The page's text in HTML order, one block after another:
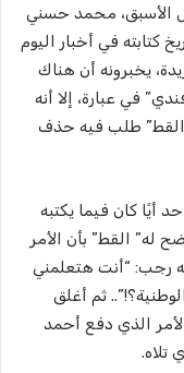
الأسبق، محمد حسني
كتابته في أخبار اليوم
يخبرونه أن هناك
في عبارة، إلا أنه
طلب فيه حذف
أيًا كان فيما يكتبه
القط” بأن الأمر
رجب: “أنت هتعلمني
ثم أغلق
الذي دفع أحمد
تلاه.